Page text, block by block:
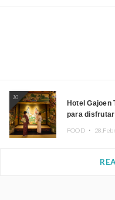
10
Hotel Gajoen
para
FOOD ・